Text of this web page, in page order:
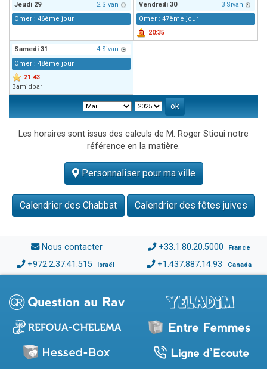
Jeudi 29
2 Sivan
Omer : 46ème jour
Vendredi 30
3 Sivan
Omer : 47ème jour
20:35
Samedi 31
4 Sivan
Omer : 48ème jour
21:43
Bamidbar
Les horaires sont issus des calculs de M. Roger Stioui notre
référence en la matière.
Personnaliser pour ma ville
Calendrier des Chabbat Calendrier des fêtes juives
Nous contacter +33.1.80.20.5000 France
+972.2.37.41.515 Israël +1.437.887.14.93 Canada